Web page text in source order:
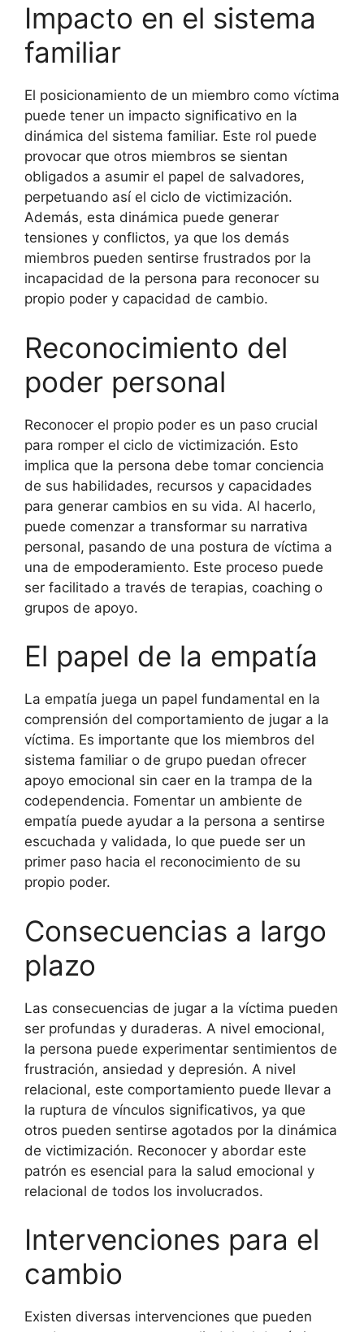
Impacto en el sistema
familiar
El posicionamiento de un miembro como víctima
puede tener un impacto significativo en la
dinámica del sistema familiar. Este rol puede
provocar que otros miembros se sientan
obligados a asumir el papel de salvadores,
perpetuando así el ciclo de victimización.
Además, esta dinámica puede generar
tensiones y conflictos, ya que los demás
miembros pueden sentirse frustrados por la
incapacidad de la persona para reconocer su
propio poder y capacidad de cambio.
Reconocimiento del
poder personal
Reconocer el propio poder es un paso crucial
para romper el ciclo de victimización. Esto
implica que la persona debe tomar conciencia
de sus habilidades, recursos y capacidades
para generar cambios en su vida. Al hacerlo,
puede comenzar a transformar su narrativa
personal, pasando de una postura de víctima a
una de empoderamiento. Este proceso puede
ser facilitado a través de terapias, coaching o
grupos de apoyo.
El papel de la empatía
La empatía juega un papel fundamental en la
comprensión del comportamiento de jugar a la
víctima. Es importante que los miembros del
sistema familiar o de grupo puedan ofrecer
apoyo emocional sin caer en la trampa de la
codependencia. Fomentar un ambiente de
empatía puede ayudar a la persona a sentirse
escuchada y validada, lo que puede ser un
primer paso hacia el reconocimiento de su
propio poder.
Consecuencias a largo
plazo
Las consecuencias de jugar a la víctima pueden
ser profundas y duraderas. A nivel emocional,
la persona puede experimentar sentimientos de
frustración, ansiedad y depresión. A nivel
relacional, este comportamiento puede llevar a
la ruptura de vínculos significativos, ya que
otros pueden sentirse agotados por la dinámica
de victimización. Reconocer y abordar este
patrón es esencial para la salud emocional y
relacional de todos los involucrados.
Intervenciones para el
cambio
Existen diversas intervenciones que pueden